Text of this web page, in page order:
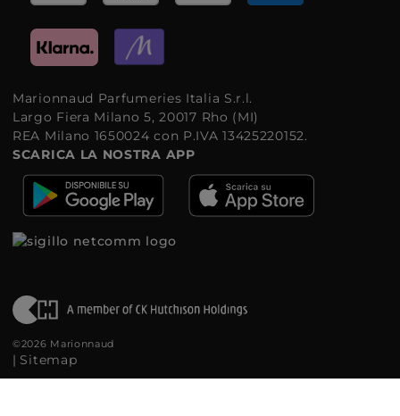
Marionnaud Parfumeries Italia S.r.l.
Largo Fiera Milano 5, 20017 Rho (MI)
REA Milano 1650024 con P.IVA 13425220152.
SCARICA LA NOSTRA APP
©2026 Marionnaud
| Sitemap